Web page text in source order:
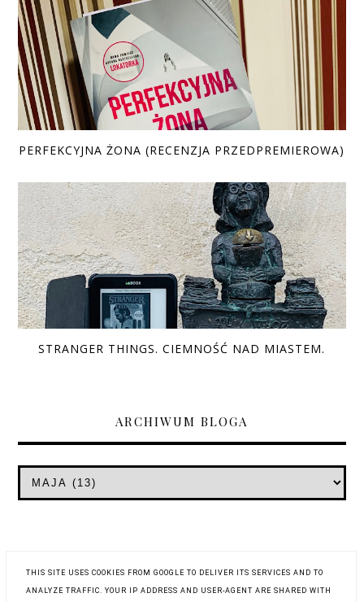
PERFEKCYJNA ŻONA (RECENZJA PRZEDPREMIEROWA)
STRANGER THINGS. CIEMNOŚĆ NAD MIASTEM.
ARCHIWUM BLOGA
THIS SITE USES COOKIES FROM GOOGLE TO DELIVER ITS SERVICES AND TO
ANALYZE TRAFFIC. YOUR IP ADDRESS AND USER-AGENT ARE SHARED WITH